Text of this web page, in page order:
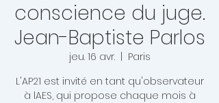
conscience du juge.
Jean-Baptiste Parlos
jeu. 16 avr.
  |
Paris
L'AP21 est invité en tant qu'observateur
à lAES, qui propose chaque mois à